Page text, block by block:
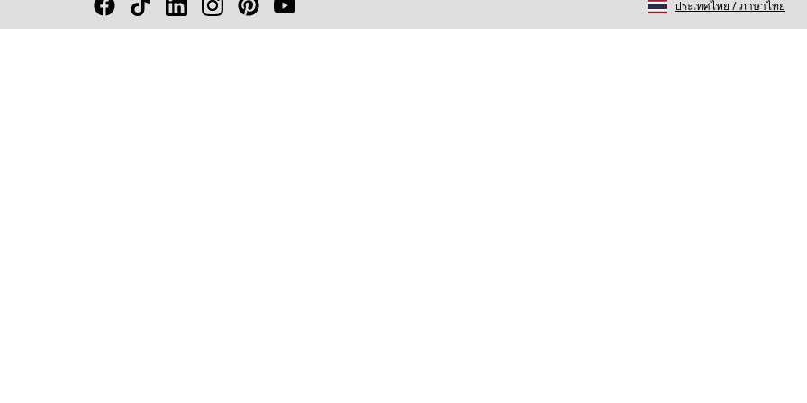
ประเทศไทย /ภาษาไทย